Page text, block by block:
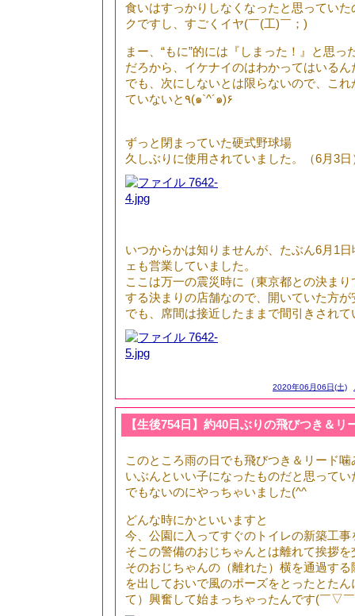
食いはすっかりしなくなったと思ってい
クですし、すごくイヤ(￣(工)￣；)
まー、“もに”的には『しまった！』と思っ
だろから、イケナイのはわかってはいる
でも、次にしないとは限らないので、こ
ていないと٩(๑`^´๑)۶
ずっと閉まっていた硬式野球場
久しぶりに使用されていました。（6月3日
いつからかは知りませんが、たぶん6月1
ェも営業していました。
ここは万一の震災時に（東京都との決ま
する決まりの店舗なので、開いていた方が
でも、席間は接近したままで間引きされ
2020年06月06日(土)
【生後754日】約40日ぶりの飛びつき＆
このところ雨の日でも飛びつき＆リード
いぶんといい子になったものだと思って
でもないのにやっちゃいました(^^ゞ
どんな時にかといいますと
今、公園に入ってすぐのトイレの新築工
そこの警備のおじちゃんとは離れて挨拶を
そのおじちゃんの（離れた）横を通過す
を出しておいで風のポーズをとったとた
て）興奮して始まっちゃったんです(￣▽